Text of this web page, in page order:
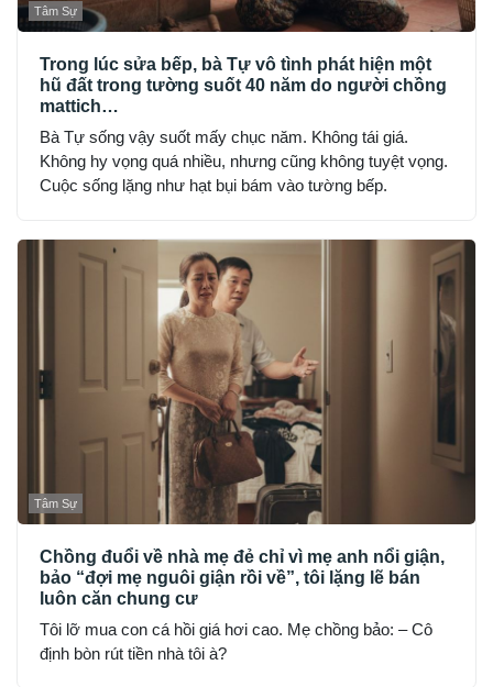
Tâm Sự
Trong lúc sửa bếp, bà Tự vô tình phát hiện một
hũ đất trong tường suốt 40 năm do người chồng
mattich…
Bà Tự sống vậy suốt mấy chục năm. Không tái giá.
Không hy vọng quá nhiều, nhưng cũng không tuyệt vọng.
Cuộc sống lặng như hạt bụi bám vào tường bếp.
Tâm Sự
Chồng đuổi về nhà mẹ đẻ chỉ vì mẹ anh nổi giận,
bảo “đợi mẹ nguôi giận rồi về”, tôi lặng lẽ bán
luôn căn chung cư
Tôi lỡ mua con cá hồi giá hơi cao. Mẹ chồng bảo: – Cô
định bòn rút tiền nhà tôi à?